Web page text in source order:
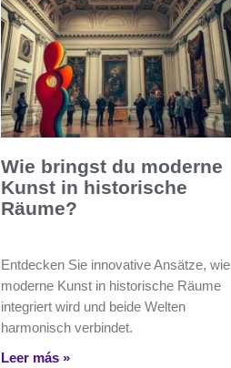
Wie bringst du moderne
Kunst in historische
Räume?
Entdecken Sie innovative Ansätze, wie
moderne Kunst in historische Räume
integriert wird und beide Welten
harmonisch verbindet.
Leer más »